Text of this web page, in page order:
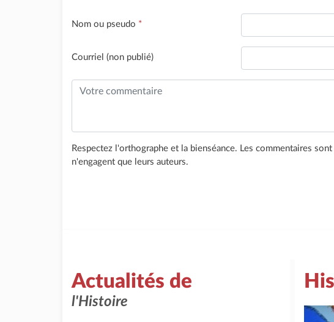
Nom ou pseudo *
Courriel (non publié)
Respectez l'orthographe et la bienséance. Les commentaires
n'engagent que leurs auteurs.
Actualités de
l'Histoire